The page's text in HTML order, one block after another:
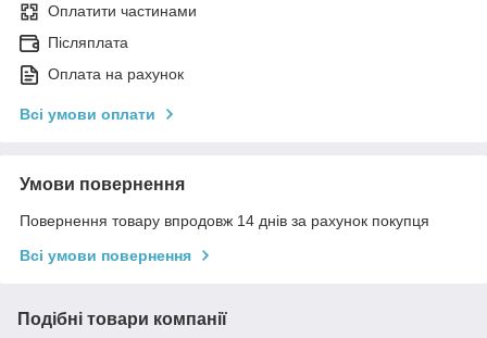
Оплатити частинами
Післяплата
Оплата на рахунок
Всі умови оплати
Умови повернення
Повернення товару впродовж 14 днів за рахунок покупця
Всі умови повернення
Подібні товари компанії